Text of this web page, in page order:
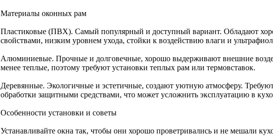
Материалы оконных рам
Пластиковые (ПВХ). Самый популярный и доступный вариант. Обладают
свойствами, низким уровнем ухода, стойки к воздействию влаги и
Алюминиевые. Прочные и долговечные, хорошо выдерживают внешние
менее теплые, поэтому требуют установки теплых рам или термовставок.
Деревянные. Экологичные и эстетичные, создают уютную атмосферу.
обработки защитными средствами, что может усложнить эксплуатацию в
Особенности установки и советы
Устанавливайте окна так, чтобы они хорошо проветривались и не мешали